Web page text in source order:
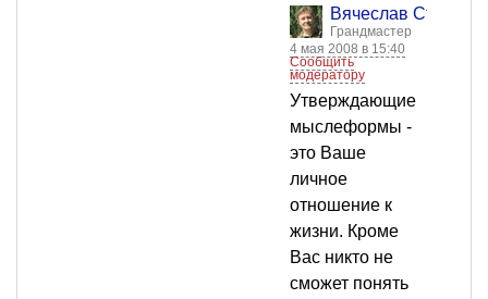
Вячеслав
Грандмастер
4 мая 2008 в 15:40
Сообщить
модератору
Утверждающие
мыслеформы -
это Ваше
личное
отношение к
жизни. Кроме
Вас никто не
сможет понять